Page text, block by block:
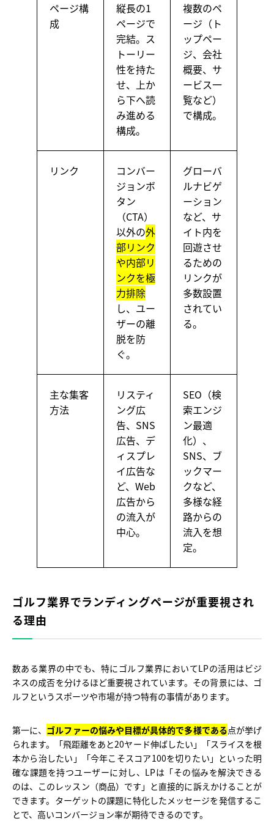
ページ構
成
縦長の1
ページで
完結。ス
トーリー
性を持た
せ、上か
ら下へ読
み進める
構成。
複数のペ
ージ（ト
ップペー
ジ、会社
概要、サ
ービス一
覧など）
で構成。
リンク
コンバー
ジョンボ
タン
（CTA）
以外の外
部リンク
や内部リ
ンクを極
力排除
し、ユー
ザーの離
脱を防
ぐ。
グローバ
ルナビゲ
ーション
など、サ
イト内を
回遊させ
るための
リンクが
多数設置
されてい
る。
主な集客
方法
リスティ
ング広
告、SNS
広告、デ
ィスプレ
イ広告な
ど、Web
広告から
の流入が
中心。
SEO（検
索エンジ
ン最適
化）、
SNS、ブ
ックマー
クなど、
多様な経
路からの
流入を想
定。
ゴルフ業界でランディングページが重要視され
る理由
数ある業界の中でも、特にゴルフ業界においてLPの活用はビジ
ネスの成否を分けるほど重要視されています。その背景には、ゴ
ルフというスポーツや市場が持つ特有の事情があります。
第一に、 ゴルファーの悩みや目標が具体的で多様である点が挙げ
られます。「飛距離をあと20ヤード伸ばしたい」「スライスを根
本から治したい」「今年こそスコア100を切りたい」といった明
確な課題を持つユーザーに対し、LPは「その悩みを解決できる
のは、このレッスン（商品）です」と直接的に訴えかけることが
できます。ターゲットの課題に特化したメッセージを発信するこ
とで、高いコンバージョン率が期待できるのです。